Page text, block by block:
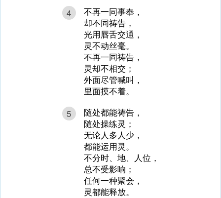
4
不再一同事奉，
却不同祷告，
光用唇舌交通，
灵不动丝毫。
不再一同祷告，
灵却不相交；
外面尽管喊叫，
里面摸不着。
5
随处都能祷告，
随处操练灵；
无论人多人少，
都能运用灵。
不分时、地、人位，
总不受影响；
任何一种聚会，
灵都能释放。